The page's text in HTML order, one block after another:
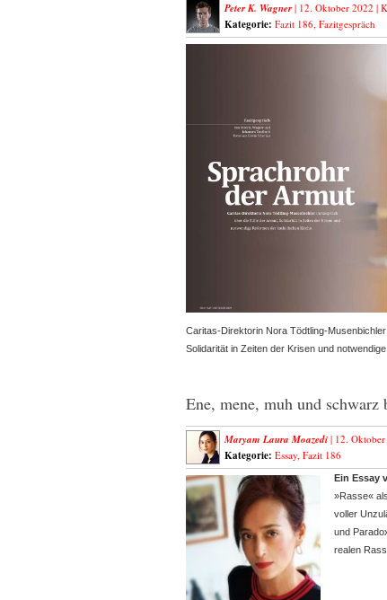
Peter K. Wagner| 12. Oktober 2022 |
Kategorie: Fazit 186, Fazitgespräch
Caritas-Direktorin Nora Tödtling-
Solidarität in Zeiten der Krisen und notwendige
Ene, mene, muh und schwarz
Maryam Laura Moazedi | 12.
Kategorie: Essay, Fazit 186
Ein Essay
»Rasse«
voller
und
realen